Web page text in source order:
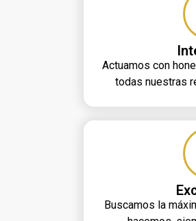
Actuamos con
todas nuestras
Buscamos la